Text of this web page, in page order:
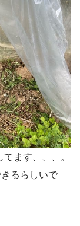
ます、、、。
るらしいで